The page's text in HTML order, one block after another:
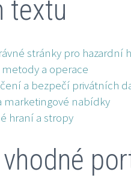
textu
stránky pro hazardní
a operace
a bezpečí privátních
marketingové nabídky
hraní a stropy